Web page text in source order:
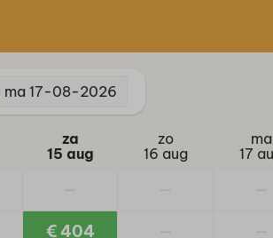
ma 17-08-2026
za
15 aug
zo
16 aug
ma
17
€ 404